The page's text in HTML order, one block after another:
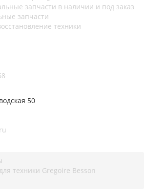
запчасти в наличии и под заказ
запчасти
техники
50
техники Gregoire Besson